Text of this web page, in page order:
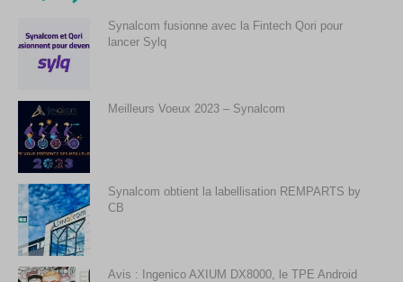
Synalcom fusionne avec la Fintech Qori pour
lancer Sylq
Meilleurs Voeux 2023 – Synalcom
Synalcom obtient la labellisation REMPARTS by
CB
Avis : Ingenico AXIUM DX8000, le TPE Android